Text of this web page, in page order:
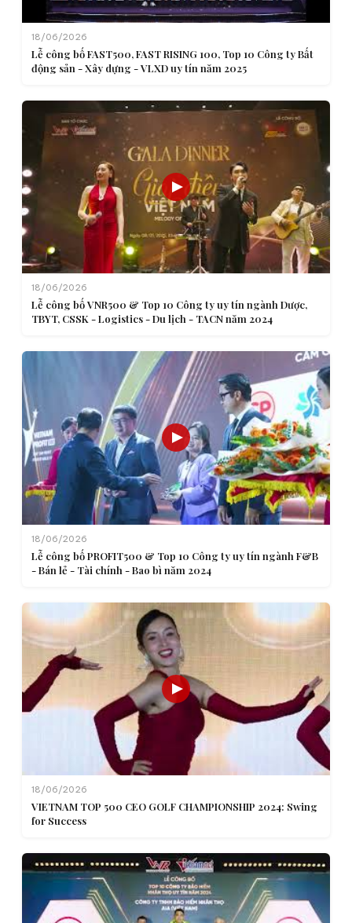
18/06/2026
Lễ công bố FAST500, FAST RISING 100, Top 10 Công ty Bất
động sản - Xây dựng - VLXD uy tín năm 2025
18/06/2026
Lễ công bố VNR500 & Top 10 Công ty uy tín ngành Dược,
TBYT, CSSK - Logistics - Du lịch - TACN năm 2024
18/06/2026
Lễ công bố PROFIT500 & Top 10 Công ty uy tín ngành F&B
- Bán lẻ - Tài chính - Bao bì năm 2024
18/06/2026
VIETNAM TOP 500 CEO GOLF CHAMPIONSHIP 2024: Swing
for Success